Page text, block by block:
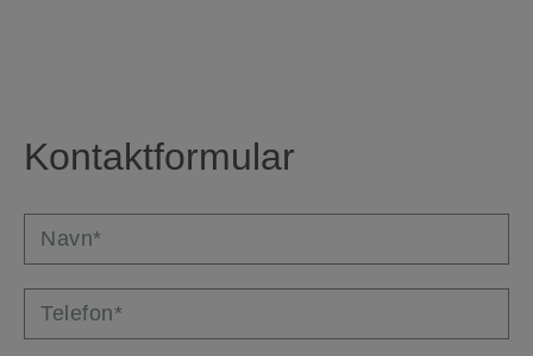
Kontaktformular
Navn*
Telefon*